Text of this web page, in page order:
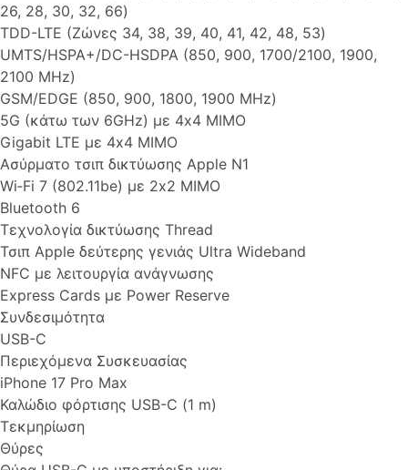
26, 28, 30, 32, 66)
TDD-LTE (Ζώνες 34, 38, 39, 40, 41, 42, 48, 53)
UMTS/HSPA+/DC-HSDPA (850, 900, 1700/2100, 1900,
2100 MHz)
GSM/EDGE (850, 900, 1800, 1900 MHz)
5G (κάτω των 6GHz) με 4x4 MIMO
Gigabit LTE με 4x4 MIMO
Ασύρματο τσιπ δικτύωσης Apple N1
Wi‑Fi 7 (802.11be) με 2x2 MIMO
Bluetooth 6
Τεχνολογία δικτύωσης Thread
Τσιπ Apple δεύτερης γενιάς Ultra Wideband
NFC με λειτουργία ανάγνωσης
Express Cards με Power Reserve
Συνδεσιμότητα
USB-C
Περιεχόμενα Συσκευασίας
iPhone 17 Pro Max
Καλώδιο φόρτισης USB-C (1 m)
Τεκμηρίωση
Θύρες